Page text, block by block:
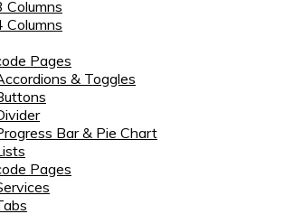
Columns
Columns
Pages
& Toggles
Bar & Pie Chart
Pages